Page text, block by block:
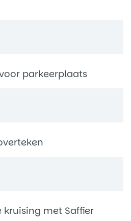
parkeerplaats
kruising met Saffier